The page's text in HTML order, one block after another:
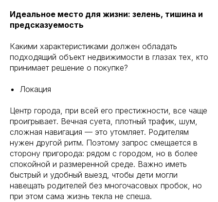
Идеальное место для жизни: зелень, тишина и
предсказуемость
Какими характеристиками должен обладать
подходящий объект недвижимости в глазах тех, кто
принимает решение о покупке?
Локация
Центр города, при всей его престижности, все чаще
проигрывает. Вечная суета, плотный трафик, шум,
сложная навигация — это утомляет. Родителям
нужен другой ритм. Поэтому запрос смещается в
сторону пригорода: рядом с городом, но в более
спокойной и размеренной среде. Важно иметь
быстрый и удобный выезд, чтобы дети могли
навещать родителей без многочасовых пробок, но
при этом сама жизнь текла не спеша.